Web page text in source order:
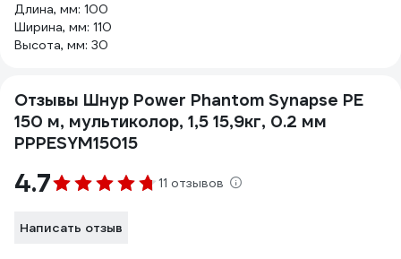
Длина, мм: 100
Ширина, мм: 110
Высота, мм: 30
Отзывы Шнур Power Phantom Synapse PE
150 м, мультиколор, 1,5 15,9кг, 0.2 мм
PPPESYM15015
4.7 11 отзывов
Написать отзыв